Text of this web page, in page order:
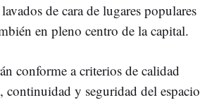
de cara de lugares populares
en pleno centro de la capital.
conforme a criterios de calidad
y seguridad del espacio